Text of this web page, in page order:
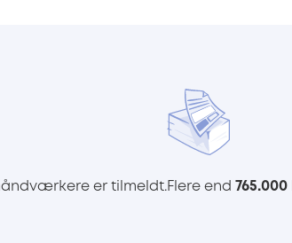
er tilmeldt.Flere end 765.000